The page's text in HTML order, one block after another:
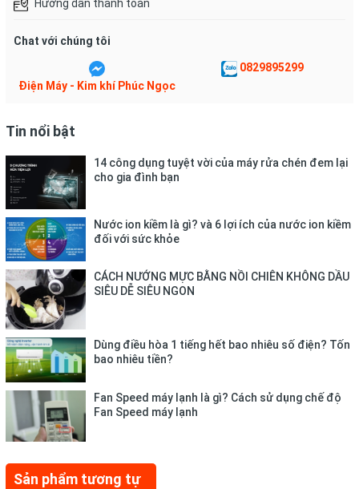
Công suất 700 W, công nghệ nấu 3D với
đáy nồi, xung quanh thân và trên nắp nồi cho nhiệt lượng
truyền nhanh, đều, nấu cơm mau chín
Nút công tắc chỉnh chức năng nấu và giữ ấm dễ thao tác, tiện
sử dụng ngay cả với người lớn tuổi và trẻ nhỏ
Hướng dẫn thanh toán
Chat với chúng tôi
Điện Máy - Kim khí Phúc Ngọc
0829895299
Tin nổi bật
14 công dụng tuyệt vời của máy rửa chén đem lại
cho gia đình bạn
Nước ion kiềm là gì? và 6 lợi ích của nước ion kiềm
đối với sức khỏe
CÁCH NƯỚNG MỰC BẰNG NỒI CHIÊN KHÔNG DẦU
SIÊU DỄ SIÊU NGON
Dùng điều hòa 1 tiếng hết bao nhiêu số điện? Tốn
bao nhiêu tiền?
Fan Speed máy lạnh là gì? Cách sử dụng chế độ
Fan Speed máy lạnh
Sản phẩm tương tự